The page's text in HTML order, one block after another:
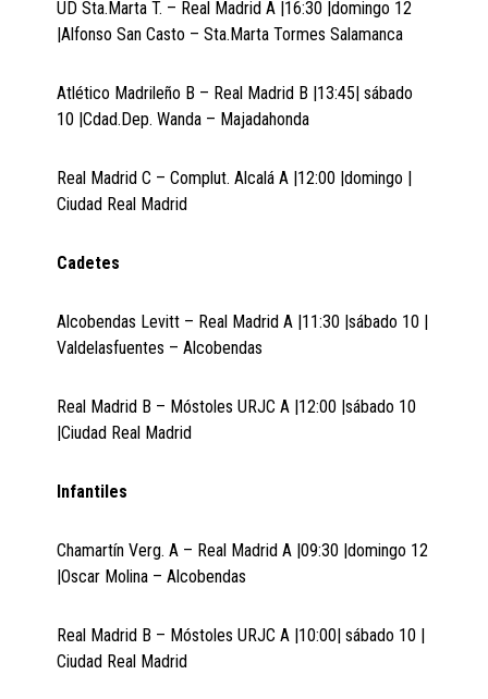
UD Sta.Marta T. – Real Madrid A |16:30 |domingo 12
|Alfonso San Casto – Sta.Marta Tormes Salamanca
Atlético Madrileño B – Real Madrid B |13:45| sábado
10 |Cdad.Dep. Wanda – Majadahonda
Real Madrid C – Complut. Alcalá A |12:00 |domingo |
Ciudad Real Madrid
Cadetes
Alcobendas Levitt – Real Madrid A |11:30 |sábado 10 |
Valdelasfuentes – Alcobendas
Real Madrid B – Móstoles URJC A |12:00 |sábado 10
|Ciudad Real Madrid
Infantiles
Chamartín Verg. A – Real Madrid A |09:30 |domingo 12
|Oscar Molina – Alcobendas
Real Madrid B – Móstoles URJC A |10:00| sábado 10 |
Ciudad Real Madrid